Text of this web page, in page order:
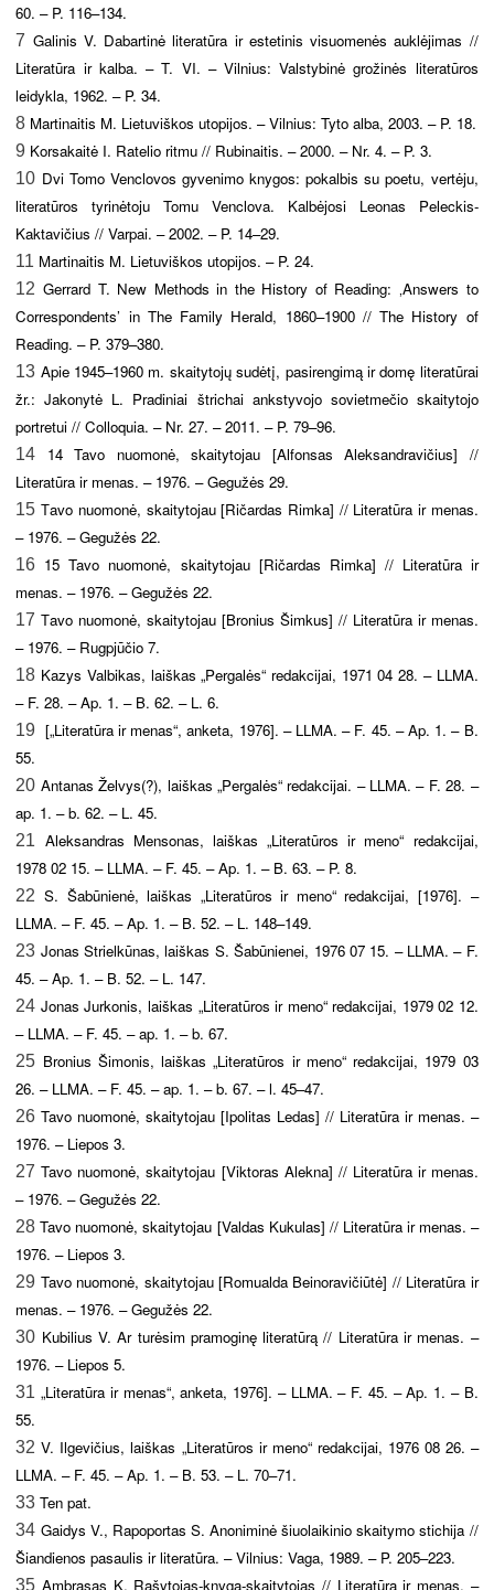
60. – P. 116–134.
7 Galinis V. Dabartinė literatūra ir estetinis visuomenės auklėjimas //
Literatūra ir kalba. – T. VI. – Vilnius: Valstybinė grožinės literatūros
leidykla, 1962. – P. 34.
8 Martinaitis M. Lietuviškos utopijos. – Vilnius: Tyto alba, 2003. – P. 18.
9 Korsakaitė I. Ratelio ritmu // Rubinaitis. – 2000. – Nr. 4. – P. 3.
10 Dvi Tomo Venclovos gyvenimo knygos: pokalbis su poetu, vertėju,
literatūros tyrinėtoju Tomu Venclova. Kalbėjosi Leonas Peleckis-
Kaktavičius // Varpai. – 2002. – P. 14–29.
11 Martinaitis M. Lietuviškos utopijos. – P. 24.
12 Gerrard T. New Methods in the History of Reading: ‚Answers to
Correspondents’ in The Family Herald, 1860–1900 // The History of
Reading. – P. 379–380.
13 Apie 1945–1960 m. skaitytojų sudėtį, pasirengimą ir domę literatūrai
žr.: Jakonytė L. Pradiniai štrichai ankstyvojo sovietmečio skaitytojo
portretui // Colloquia. – Nr. 27. – 2011. – P. 79–96.
14
14 Tavo nuomonė, skaitytojau [Alfonsas Aleksandravičius] //
Literatūra ir menas. – 1976. – Gegužės 29.
15 Tavo nuomonė, skaitytojau [Ričardas Rimka] // Literatūra ir menas.
– 1976. – Gegužės 22.
16 15 Tavo nuomonė, skaitytojau [Ričardas Rimka] // Literatūra ir
menas. – 1976. – Gegužės 22.
17 Tavo nuomonė, skaitytojau [Bronius Šimkus] // Literatūra ir menas.
– 1976. – Rugpjūčio 7.
18 Kazys Valbikas, laiškas „Pergalės“ redakcijai, 1971 04 28. – LLMA.
– F. 28. – Ap. 1. – B. 62. – L. 6.
19 [„Literatūra ir menas“, anketa, 1976]. – LLMA. – F. 45. – Ap. 1. – B.
55.
20 Antanas Želvys(?), laiškas „Pergalės“ redakcijai. – LLMA. – F. 28. –
ap. 1. – b. 62. – L. 45.
21 Aleksandras Mensonas, laiškas „Literatūros ir meno“ redakcijai,
1978 02 15. – LLMA. – F. 45. – Ap. 1. – B. 63. – P. 8.
22 S. Šabūnienė, laiškas „Literatūros ir meno“ redakcijai, [1976]. –
LLMA. – F. 45. – Ap. 1. – B. 52. – L. 148–149.
23 Jonas Strielkūnas, laiškas S. Šabūnienei, 1976 07 15. – LLMA. – F.
45. – Ap. 1. – B. 52. – L. 147.
24 Jonas Jurkonis, laiškas „Literatūros ir meno“ redakcijai, 1979 02 12.
– LLMA. – F. 45. – ap. 1. – b. 67.
25 Bronius Šimonis, laiškas „Literatūros ir meno“ redakcijai, 1979 03
26. – LLMA. – F. 45. – ap. 1. – b. 67. – l. 45–47.
26 Tavo nuomonė, skaitytojau [Ipolitas Ledas] // Literatūra ir menas. –
1976. – Liepos 3.
27 Tavo nuomonė, skaitytojau [Viktoras Alekna] // Literatūra ir menas.
– 1976. – Gegužės 22.
28 Tavo nuomonė, skaitytojau [Valdas Kukulas] // Literatūra ir menas. –
1976. – Liepos 3.
29 Tavo nuomonė, skaitytojau [Romualda Beinoravičiūtė] // Literatūra ir
menas. – 1976. – Gegužės 22.
30 Kubilius V. Ar turėsim pramoginę literatūrą // Literatūra ir menas. –
1976. – Liepos 5.
31 „Literatūra ir menas“, anketa, 1976]. – LLMA. – F. 45. – Ap. 1. – B.
55.
32 V. Ilgevičius, laiškas „Literatūros ir meno“ redakcijai, 1976 08 26. –
LLMA. – F. 45. – Ap. 1. – B. 53. – L. 70–71.
33 Ten pat.
34 Gaidys V., Rapoportas S. Anoniminė šiuolaikinio skaitymo stichija //
Šiandienos pasaulis ir literatūra. – Vilnius: Vaga, 1989. – P. 205–223.
35 Ambrasas K. Rašytojas-knyga-skaitytojas // Literatūra ir menas. –